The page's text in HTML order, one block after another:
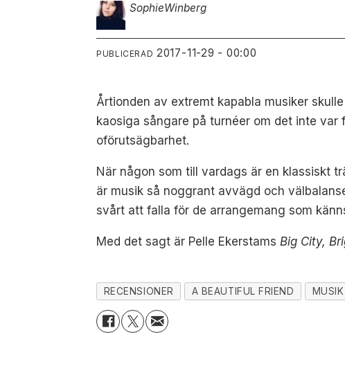
SophieWinberg
PUBLICERAD 2017-11-29 - 00:00
Årtionden av extremt kapabla musiker
kaosiga sångare på turnéer om det inte
oförutsägbarhet.
När någon som till vardags är en klassiskt
är musik så noggrant avvägd och
svårt att falla för de arrangemang som
Med det sagt är Pelle Ekerstams Big City,
RECENSIONER A BEAUTIFUL FRIEND MUSIK